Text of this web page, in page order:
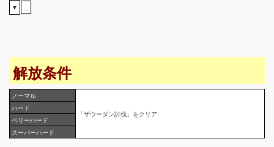
▼
解放条件
ノーマル
「ザウーダン討伐」をクリア
ハード
ベリーハード
スーパーハード